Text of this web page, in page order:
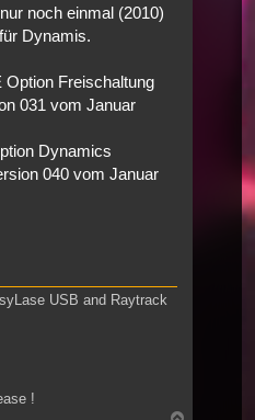
noch einmal (2010)
Dynamis.
Freischaltung
031 vom Januar
Dynamics
040 vom Januar
USB and Raytrack
!